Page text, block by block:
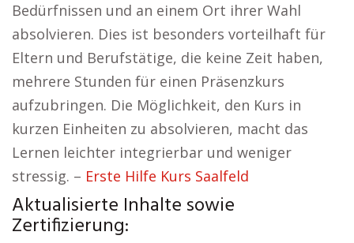
Bedürfnissen und an einem Ort ihrer Wahl
absolvieren. Dies ist besonders vorteilhaft für
Eltern und Berufstätige, die keine Zeit haben,
mehrere Stunden für einen Präsenzkurs
aufzubringen. Die Möglichkeit, den Kurs in
kurzen Einheiten zu absolvieren, macht das
Lernen leichter integrierbar und weniger
stressig. – Erste Hilfe Kurs Saalfeld
Aktualisierte Inhalte sowie
Zertifizierung: